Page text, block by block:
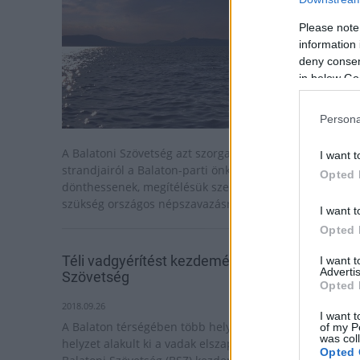
Please
information
deny
in below
I want
Opted
I want
Opted
I want
Opted
I want
of my
was
Opted
A Balatoni Szövetség azt szorgalmazza, hogy a tó
strandjairól a Balaton-parti önkormányzatok
dönthessenek, megítélésük szerint az ügyben nincs
szükség országos népszavazásra.
Téli vadgyérítést kezdeményez a Balatoni
Szövetség
2018.09.26
A Balaton térségében több helyen is tarthatatlan
helyzet alakult ki a vadak elszaporodása miatt, ezért a